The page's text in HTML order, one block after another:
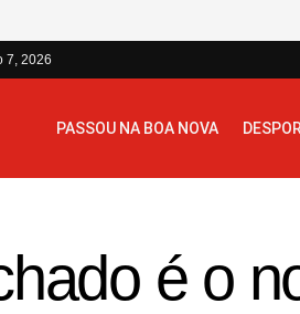
7, 2026
PASSOU NA BOA NOVA
é o